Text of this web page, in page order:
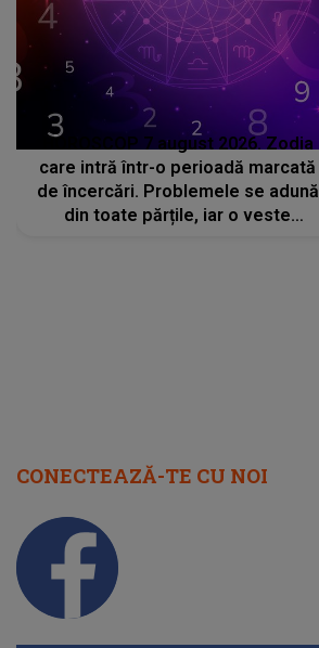
HOROSCOP 7 august 2026. Zodia
care intră într-o perioadă marcată
de încercări. Problemele se adună
din toate părțile, iar o veste
CONECTEAZĂ-TE CU NOI